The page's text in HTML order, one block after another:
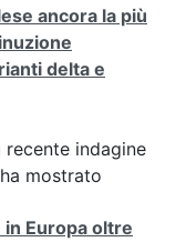
ancora la più
delta e
recente indagine
mostrato
Europa oltre